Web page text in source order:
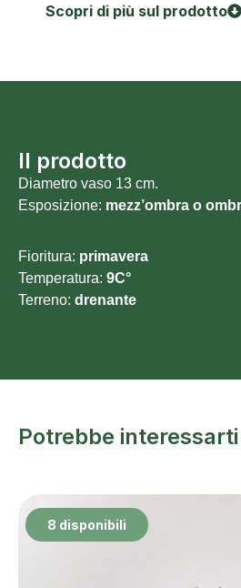
Scopri di più sul prodotto
Il prodotto
Diametro vaso 13 cm.
Esposizione: mezz’ombra o
Fioritura: primavera
Temperatura: 9C°
Terreno: drenante
Potrebbe
8 disponibili